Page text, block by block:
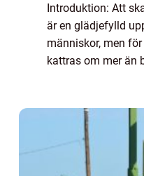
Introduktion: Att
är en glädjefylld
människor, men
kattras om mer än
kattrasen&#...